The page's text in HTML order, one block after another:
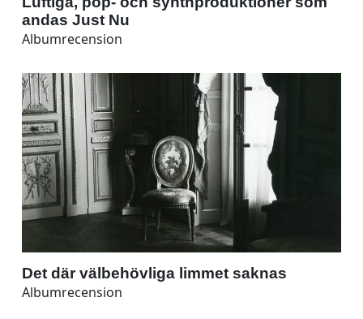
andas Just Nu
Albumrecension
Det där välbehövliga limmet saknas
Albumrecension